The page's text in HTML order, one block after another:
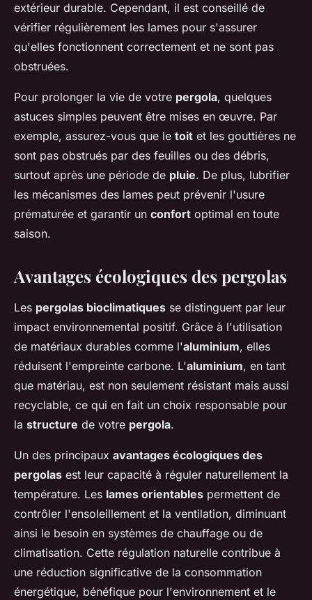
extérieur durable. Cependant, il est conseillé de
vérifier régulièrement les lames pour s'assurer
qu'elles fonctionnent correctement et ne sont pas
obstruées.
Pour prolonger la vie de votre pergola, quelques
astuces simples peuvent être mises en œuvre. Par
exemple, assurez-vous que le toit et les gouttières ne
sont pas obstrués par des feuilles ou des débris,
surtout après une période de pluie. De plus, lubrifier
les mécanismes des lames peut prévenir l'usure
prématurée et garantir un confort optimal en toute
saison.
Avantages écologiques des pergolas
Les pergolas bioclimatiques se distinguent par leur
impact environnemental positif. Grâce à l'utilisation
de matériaux durables comme l'aluminium, elles
réduisent l'empreinte carbone. L'aluminium, en tant
que matériau, est non seulement résistant mais aussi
recyclable, ce qui en fait un choix responsable pour
la structure de votre pergola.
Un des principaux avantages écologiques des
pergolas est leur capacité à réguler naturellement la
température. Les lames orientables permettent de
contrôler l'ensoleillement et la ventilation, diminuant
ainsi le besoin en systèmes de chauffage ou de
climatisation. Cette régulation naturelle contribue à
une réduction significative de la consommation
énergétique, bénéfique pour l'environnement et le